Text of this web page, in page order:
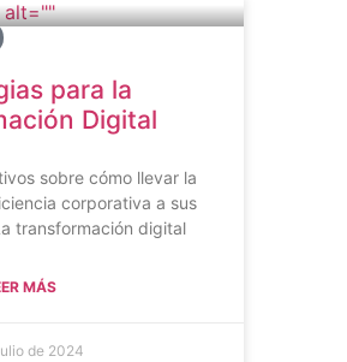
para la
Digital
sobre cómo llevar la
corporativa a sus
transformación digital
MÁS
de 2024